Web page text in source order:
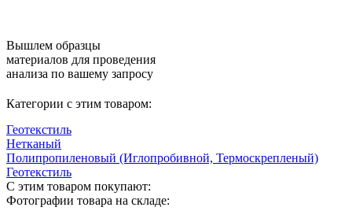
Вышлем образцы
материалов для проведения
анализа по вашему запросу
Категории с этим товаром:
Геотекстиль
Нетканый
Полипропиленовый (Иглопробивной, Термоскрепленый)
Геотекстиль
С этим товаром покупают:
Фотографии товара на складе: